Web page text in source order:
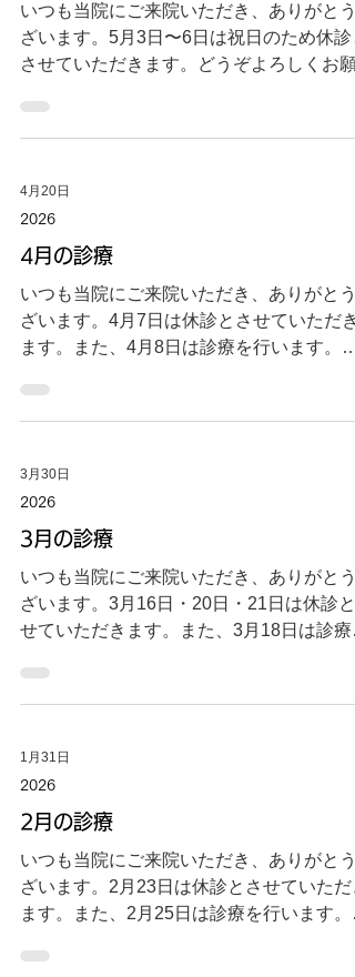
いたしますが、何卒よろしくお願い申し上
ます。 つね歯科クリニック 2026.6.30
いつも当院にご来院いただき、ありがとう
ざいます。5月3日〜6日は祝日のため休診
させていただきます。どうぞよろしくお願
4月20日
2026
4月の診療
いつも当院にご来院いただき、ありがとう
ざいます。4月7日は休診とさせていただき
ます。また、4月8日は診療を行います。ど
3月30日
2026
3月の診療
いつも当院にご来院いただき、ありがとう
ざいます。3月16日・20日・21日は休診と
せていただきます。また、3月18日は診療
す。 2026.2.28
1月31日
2026
2月の診療
いつも当院にご来院いただき、ありがとう
ざいます。2月23日は休診とさせていただ
ます。また、2月25日は診療を行います。